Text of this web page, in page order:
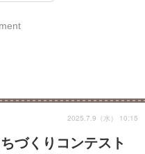
・相談会
づくりコンテスト
2025.7.9（水） 10:15